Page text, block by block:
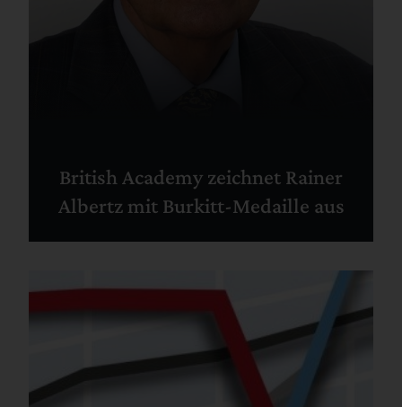
British Academy zeichnet Rainer
Albertz mit Burkitt-Medaille aus